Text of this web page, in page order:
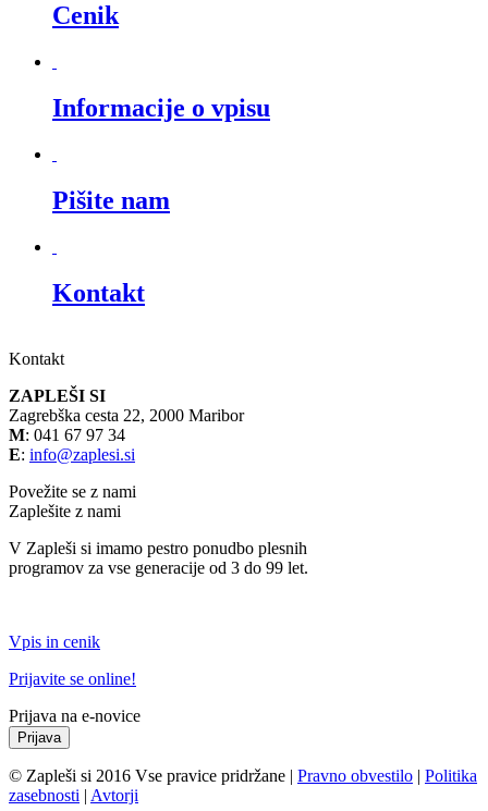
Cenik
Informacije o vpisu
Pišite nam
Kontakt
Kontakt
ZAPLEŠI SI
Zagrebška cesta 22, 2000 Maribor
M: 041 67 97 34
E: info@zaplesi.si
Povežite se z nami
Zaplešite z nami
V Zapleši si imamo pestro ponudbo plesnih
programov za vse generacije od 3 do 99 let.
Vpis in cenik
Prijavite se online!
Prijava na e-novice
© Zapleši si 2016 Vse pravice pridržane | Pravno obvestilo | Politika
zasebnosti | Avtorji